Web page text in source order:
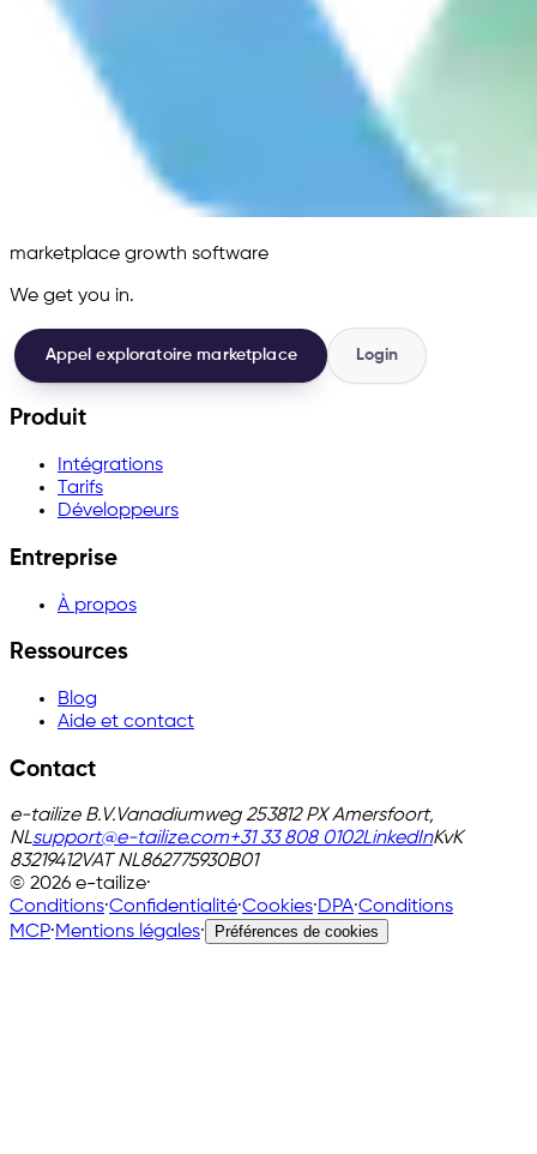
marketplace growth software
We get you in.
Appel exploratoire marketplace Login
Produit
Intégrations
Tarifs
Développeurs
Entreprise
À propos
Ressources
Blog
Aide et contact
Contact
e-tailize B.V.Vanadiumweg 253812 PX Amersfoort,
NLsupport@e-tailize.com+31 33 808 0102LinkedInKvK
83219412VAT NL862775930B01
© 2026 e-tailize·
Conditions·Confidentialité·Cookies·DPA·Conditions
MCP·Mentions légales· Préférences de cookies